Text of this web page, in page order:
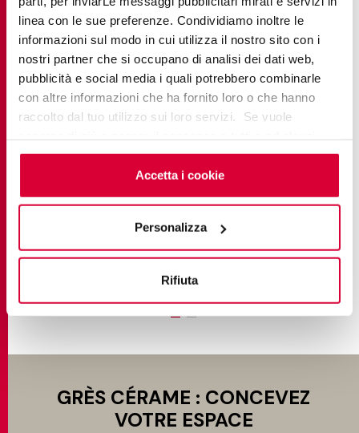
linea con le sue preferenze. Condividiamo inoltre le
informazioni sul modo in cui utilizza il nostro sito con i
nostri partner che si occupano di analisi dei dati web,
pubblicità e social media i quali potrebbero combinarle
con altre informazioni che ha fornito loro o che hanno
raccolto dal tuo utilizzo sui loro servizi. Se vuole
cookieclicchi qui. Il consenso può essere espresso
cliccando sul tasto “Accetta i cookie”. Se non vuole i
cookie di profilazione può negare il consenso sul tasto
Accetta i cookie
Personalizza
Rifiuta
ELEMENTS LUX
Classic Marble
TROUVE PLUS
GRÈS CÉRAME : CONCEVEZ
VOTRE ESPACE